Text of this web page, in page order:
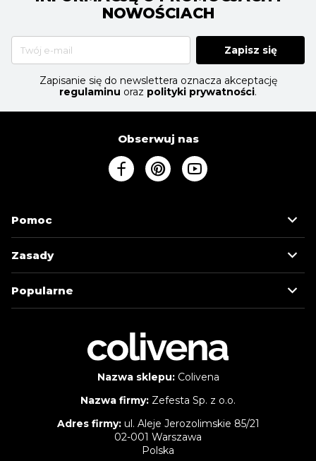
NOWOŚCIACH
Zapisz się
Zapisanie się do newslettera oznacza akceptację
regulaminu oraz polityki prywatności.
Obserwuj nas
Pomoc
Zasady
Popularne
Nazwa sklepu:Colivena
Nazwa firmy: Zefesta Sp. z o.o.
Adres firmy:ul. Aleje Jerozolimskie 85/21
02-001 Warszawa
Polska